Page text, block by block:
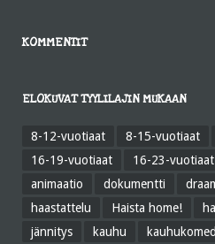
KOMMENTIT
ELOKUVAT TYYLILAJIN MUKAAN
8-12-vuotiaat 8-15-vuotiaat
16-19-vuotiaat
16-23-vuotiaat
animaatio
dokumentti
haastattelu
Haista home!
jännitys
kauhu